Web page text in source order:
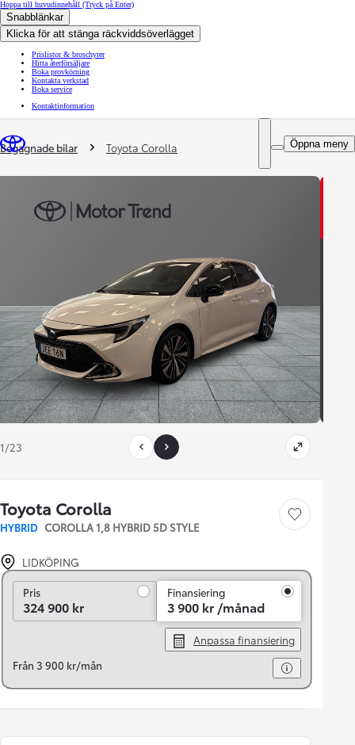
Hoppa till huvudinnehåll (Tryck på Enter)
Snabblänkar
Klicka för att stänga räckviddsöverlägget
Prislistor & broschyrer
Hitta återförsäljare
Boka provkörning
Kontakta verkstad
Boka service
Kontaktinformation
Öppna meny
You are here
Begagnade bilar Toyota Corolla
1/23
Toyota Corolla
HYBRID COROLLA 1,8 HYBRID 5D STYLE
Save car
LIDKÖPING
PrisPris
324 900 kr
Finansiering
3 900 kr /månad
Anpassa finansiering
Från 3 900 kr/mån